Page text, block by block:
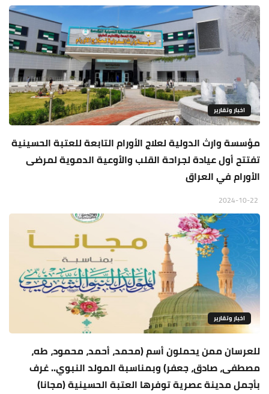
اخبار وتقارير
مؤسسة وارث الدولية لعلاج الأورام التابعة للعتبة الحسينية
تفتتح أول عيادة لجراحة القلب والأوعية الدموية لمرضى
الأورام في العراق
اخبار وتقارير
للعرسان ممن يحملون أسم (محمد، أحمد، محمود، طه،
مصطفى، صادق، جعفر) وبمناسبة المولد النبوي.. غرف
بأجمل مدينة عصرية توفرها العتبة الحسينية (مجانا)